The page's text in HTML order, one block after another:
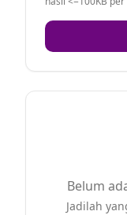
Belum
Jadilah